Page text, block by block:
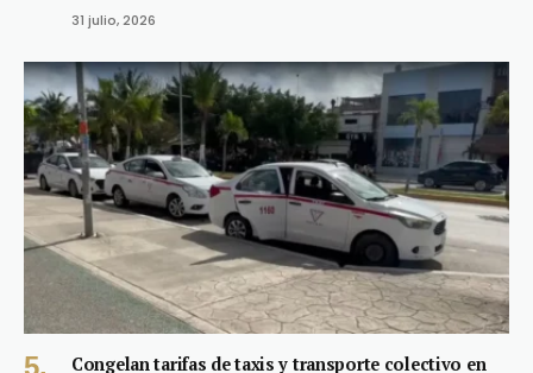
31 julio, 2026
Congelan tarifas de taxis y transporte colectivo en